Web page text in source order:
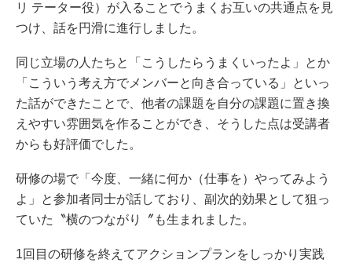
リ テーター役）が入ることでうまくお互いの共通点を見
つけ、話を円滑に進行しました。
同じ立場の人たちと「こうしたらうまくいったよ」とか
「こういう考え方でメンバーと向き合っている」といっ
た話ができたことで、他者の課題を自分の課題に置き換
えやすい雰囲気を作ることができ、そうした点は受講者
からも好評価でした。
研修の場で「今度、一緒に何か（仕事を）やってみよう
よ」と参加者同士が話しており、副次的効果として狙っ
ていた〝横のつながり〞も生まれました。
1回目の研修を終えてアクションプランをしっかり実践